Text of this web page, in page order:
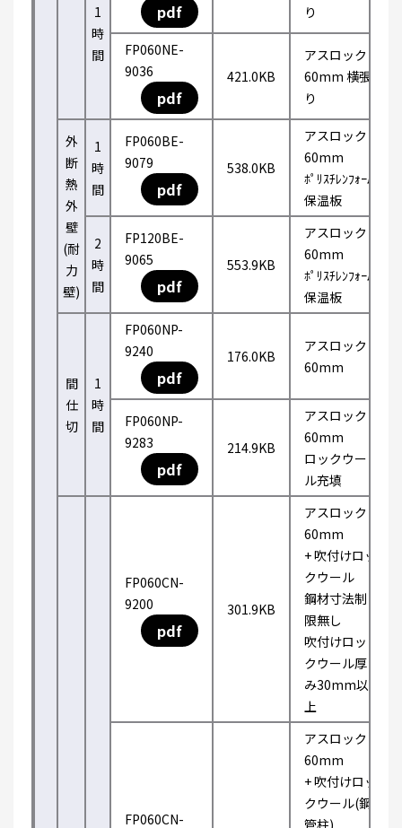
1
時
間
pdf
り
FP060NE-
9036
pdf
421.0KB
アスロック
60mm 横張
り
外
断
熱
外
壁
(耐
力
壁)
1
時
間
FP060BE-
9079
pdf
538.0KB
アスロック
60mm
ﾎﾟﾘｽﾁﾚﾝﾌｫｰﾑ
保温板
2
時
間
FP120BE-
9065
pdf
553.9KB
アスロック
60mm
ﾎﾟﾘｽﾁﾚﾝﾌｫｰﾑ
保温板
間
仕
切
1
時
間
FP060NP-
9240
pdf
176.0KB
アスロック
60mm
FP060NP-
9283
pdf
214.9KB
アスロック
60mm
ロックウー
ル充填
FP060CN-
9200
pdf
301.9KB
アスロック
60mm
+ 吹付けロッ
クウール
鋼材寸法制
限無し
吹付けロッ
クウール厚
み30mm以
上
FP060CN-
アスロック
60mm
+ 吹付けロッ
クウール(鋼
管柱)